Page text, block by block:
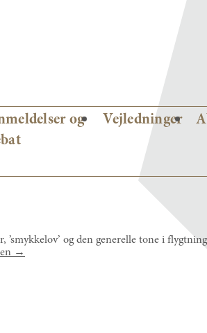
og
Vejledninger
og den generelle tone i
→